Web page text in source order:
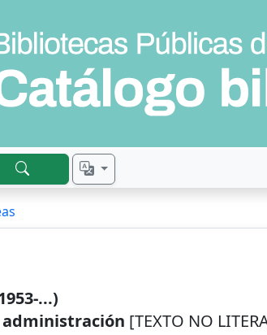
...)
administración [TEXTO NO